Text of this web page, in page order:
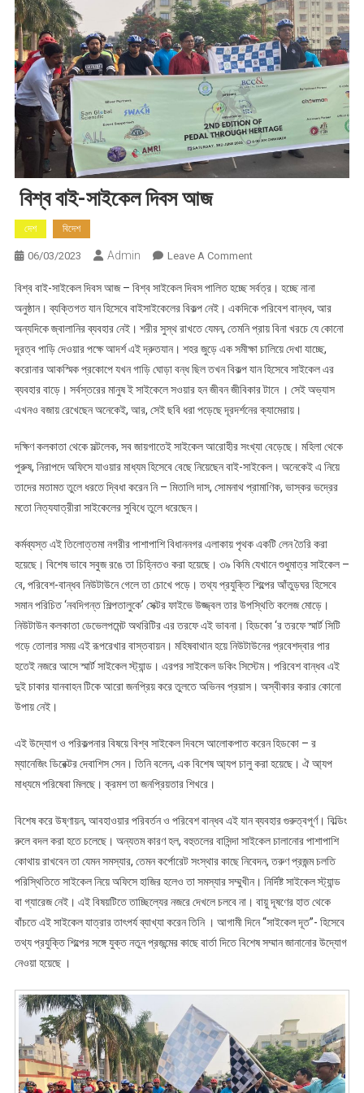
বিশ্ব বাই-সাইকেল দিবস আজ
দেশ বিদেশ
06/03/2023 Admin Leave A CommentOn
বাই-
সাইকেল
দিবস
আজ
বিশ্ব বাই-সাইকেল দিবস আজ – বিশ্ব সাইকেল দিবস পালিত হচ্ছে সর্বত্র। হচ্ছে নানা
অনুষ্ঠান। ব্যক্তিগত যান হিসেবে বাইসাইকেলের বিকল্প নেই। একদিকে পরিবেশ বান্ধব, আর
অন্যদিকে জ্বালানির ব্যবহার নেই। শরীর সুস্থ রাখতে যেমন, তেমনি প্রায় বিনা খরচে যে কোনো
দূরত্ব পাড়ি দেওয়ার পক্ষে আদর্শ এই দ্রুতযান। শহর জুড়ে এক সমীক্ষা চালিয়ে দেখা যাচ্ছে,
করোনার আকস্মিক প্রকোপে যখন গাড়ি ঘোড়া বন্ধ ছিল তখন বিকল্প যান হিসেবে সাইকেল এর
ব্যবহার বাড়ে। সর্বস্তরের মানুষ ই সাইকেলে সওয়ার হন জীবন জীবিকার টানে । সেই অভ্যাস
এখনও বজায় রেখেছেন অনেকেই, আর, সেই ছবি ধরা পড়েছে দূরদর্শনের ক্যামেরায়।
দক্ষিণ কলকাতা থেকে সল্টলেক, সব জায়গাতেই সাইকেল আরোহীর সংখ্যা বেড়েছে। মহিলা থেকে
পুরুষ, নিরাপদে অফিসে যাওয়ার মাধ্যম হিসেবে বেছে নিয়েছেন বাই-সাইকেল। অনেকেই এ নিয়ে
তাদের মতামত তুলে ধরতে দ্বিধা করেন নি – মিতালি দাস, সোমনাথ প্রামাণিক, ভাস্কর ভদ্রের
মতো নিত্যযাত্রীরা সাইকেলের সুবিধে তুলে ধরেছেন।
কর্মব্যস্ত এই তিলোত্তমা নগরীর পাশাপাশি বিধাননগর এলাকায় পৃথক একটি লেন তৈরি করা
হয়েছে। বিশেষ ভাবে সবুজ রঙে তা চিহ্নিতও করা হয়েছে। ৩৯ কিমি যেখানে শুধুমাত্র সাইকেল –
বে, পরিবেশ-বান্ধব নিউটাউনে গেলে তা চোখে পড়ে। তথ্য প্রযুক্তি শিল্পের আঁতুড়ঘর হিসেবে
সমান পরিচিত ‘নবদিগন্ত শিল্পতালুকে’ সেক্টর ফাইভে উজ্জ্বল তার উপস্থিতি কলেজ মোড়ে।
নিউটাউন কলকাতা ডেভেলপমেন্ট অথরিটির এর তরফে এই ভাবনা। হিডকো ‘র তরফে স্মার্ট সিটি
গড়ে তোলার সময় এই রূপরেখার বাস্তবায়ন। মহিষবাথান হয়ে নিউটাউনের প্রবেশদ্বার পার
হতেই নজরে আসে স্মার্ট সাইকেল স্ট্যান্ড। এরপর সাইকেল ডকিং সিস্টেম। পরিবেশ বান্ধব এই
দুই চাকার যানবাহন টিকে আরো জনপ্রিয় করে তুলতে অভিনব প্রয়াস। অস্বীকার করার কোনো
উপায় নেই।
এই উদ্যোগ ও পরিকল্পনার বিষয়ে বিশ্ব সাইকেল দিবসে আলোকপাত করেন হিডকো – র
ম্যানেজিং ডিরেক্টর দেবাশিস সেন। তিনি বলেন, এক বিশেষ আ্যপ চালু করা হয়েছে। ঐ আ্যপ
মাধ্যমে পরিষেবা মিলছে। ক্রমশ তা জনপ্রিয়তার শিখরে।
বিশেষ করে উষ্ণায়ন, আবহাওয়ার পরিবর্তন ও পরিবেশ বান্ধব এই যান ব্যবহার গুরুত্বপূর্ণ। বিল্ডিং
রুলে বদল করা হতে চলেছে। অন্যতম কারণ হল, বহুতলের বাসিন্দা সাইকেল চালানোর পাশাপাশি
কোথায় রাখবেন তা যেমন সমস্যার, তেমন কর্পোরেট সংস্থার কাছে নিবেদন, তরুণ প্রজন্ম চলতি
পরিস্থিতিতে সাইকেল নিয়ে অফিসে হাজির হলেও তা সমস্যার সম্মুখীন। নির্দিষ্ট সাইকেল স্ট্যান্ড
বা গ্যারেজ নেই। এই বিষয়টিতে তাচ্ছিল্যের নজরে দেখলে চলবে না। বায়ু দূষণের হাত থেকে
বাঁচতে এই সাইকেল যাত্রার তাৎপর্য ব্যাখ্যা করেন তিনি । আগামী দিনে “সাইকেল দূত”- হিসেবে
তথ্য প্রযুক্তি শিল্পের সঙ্গে যুক্ত নতুন প্রজন্মের কাছে বার্তা দিতে বিশেষ সম্মান জানানোর উদ্যোগ
নেওয়া হয়েছে ।